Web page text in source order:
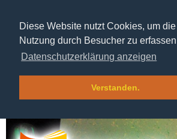
Diese Website nutzt Cookies, um die
Nutzung durch Besucher zu
Datenschutzerklärung anzeigen
Verstanden.